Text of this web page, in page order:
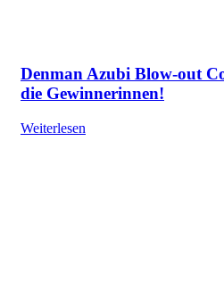
Denman Azubi Blow-out
die Gewinnerinnen!
Weiterlesen